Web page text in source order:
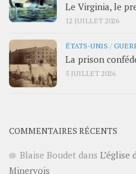
Le Virginia, le
12 JUILLET 2026
ÉTATS-UNIS /
La prison
5 JUILLET 2026
COMMENTAIRES RÉCENTS
Blaise Boudet dans L’église
Minervois